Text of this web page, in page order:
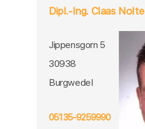
Dipl.-Ing. Claas Nolte
Jippensgorn 5
30938
Burgwedel
05135-9259990